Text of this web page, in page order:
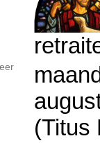
(Titus